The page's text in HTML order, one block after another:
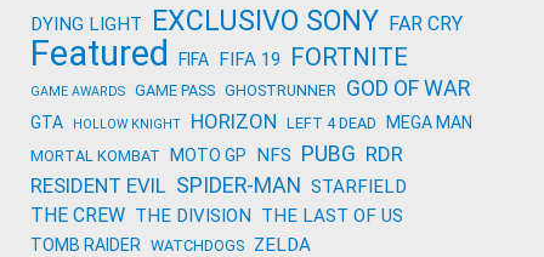
DYING LIGHT EXCLUSIVO SONY FAR CRY
Featured FIFA FIFA 19 FORTNITE
GAME AWARDS GAME PASS GHOSTRUNNER GOD OF WAR
GTA HOLLOW KNIGHT HORIZON LEFT 4 DEAD MEGA MAN
MORTAL KOMBAT MOTO GP NFS PUBG RDR
RESIDENT EVIL SPIDER-MAN STARFIELD
THE CREW THE DIVISION THE LAST OF US
TOMB RAIDER WATCHDOGS ZELDA